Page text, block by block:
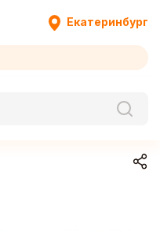
Екатеринбург